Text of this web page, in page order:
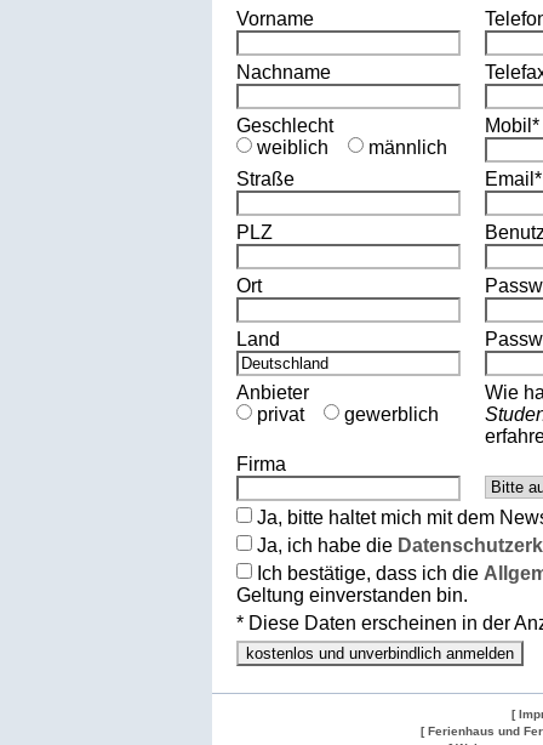
Vorname
Nachname
Geschlecht
weiblich
männlich
Mobil*
Straße Email*
PLZ
Ort
Land
Anbieter
privat
gewerblich
Wie
Firma
Ja, bitte haltet mich mit dem
Ja, ich habe die
Ich bestätige, dass ich die
Geltung einverstanden bin.
* Diese Daten erscheinen in der
[
[ Ferienhaus und